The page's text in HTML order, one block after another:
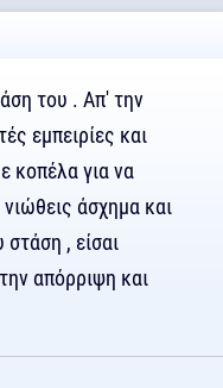
του . Απ' την
εμπειρίες και
κοπέλα για να
άσχημα και
, είσαι
απόρριψη και